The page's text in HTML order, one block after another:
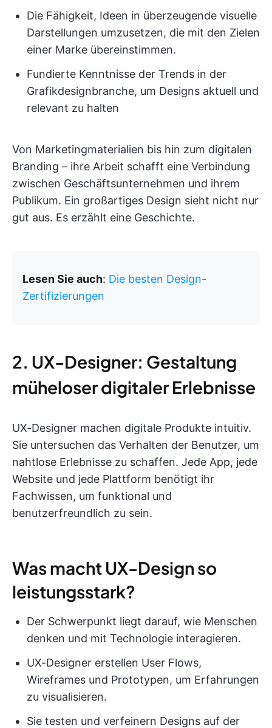
Die Fähigkeit, Ideen in überzeugende visuelle
Darstellungen umzusetzen, die mit den Zielen
einer Marke übereinstimmen.
Fundierte Kenntnisse der Trends in der
Grafikdesignbranche, um Designs aktuell und
relevant zu halten
Von Marketingmaterialien bis hin zum digitalen
Branding – ihre Arbeit schafft eine Verbindung
zwischen Geschäftsunternehmen und ihrem
Publikum. Ein großartiges Design sieht nicht nur
gut aus. Es erzählt eine Geschichte.
Lesen Sie auch: Die besten Design-
Zertifizierungen
2. UX-Designer: Gestaltung
müheloser digitaler Erlebnisse
UX-Designer machen digitale Produkte intuitiv.
Sie untersuchen das Verhalten der Benutzer, um
nahtlose Erlebnisse zu schaffen. Jede App, jede
Website und jede Plattform benötigt ihr
Fachwissen, um funktional und
benutzerfreundlich zu sein.
Was macht UX-Design so
leistungsstark?
Der Schwerpunkt liegt darauf, wie Menschen
denken und mit Technologie interagieren.
UX-Designer erstellen User Flows,
Wireframes und Prototypen, um Erfahrungen
zu visualisieren.
Sie testen und verfeinern Designs auf der